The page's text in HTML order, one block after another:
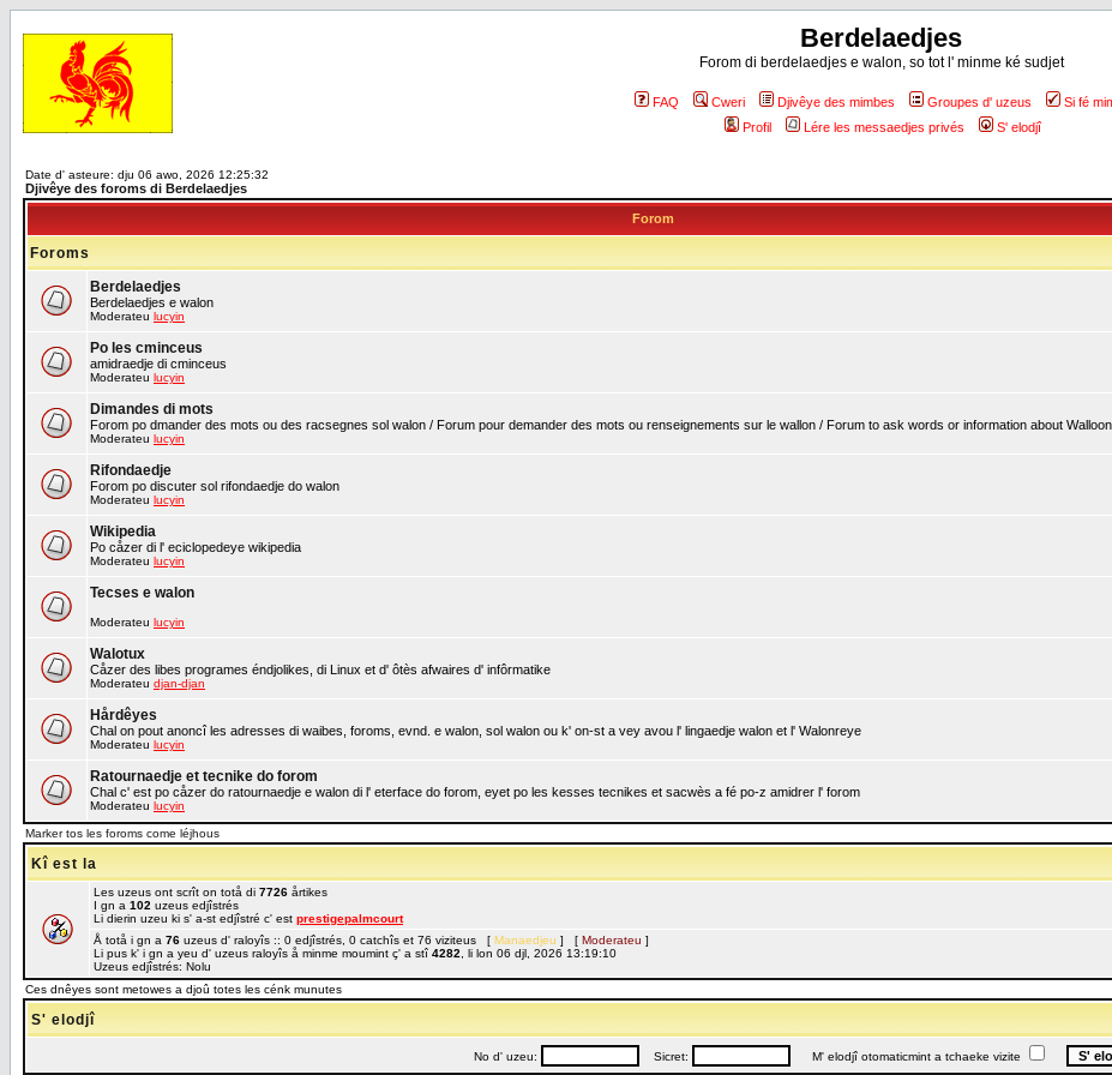
Berdelaedjes
Forom di berdelaedjes e walon, so tot l' minme ké sudjet
FAQ Cweri Djivêye des mimbes Groupes d' uzeus
Si fé
Profil
Lére les messaedjes privés S' elodjî
Date d' asteure: dju 06 awo, 2026 12:25:32
Djivêye des foroms di Berdelaedjes
Forom
Foroms
Berdelaedjes
Berdelaedjes e walon
Moderateu lucyin
Po les cminceus
amidraedje di cminceus
Moderateu lucyin
Dimandes di mots
Forom po dmander des mots ou des racsegnes sol walon / Forum pour demander des mots ou renseignements sur le wallon / Forum to ask words or information about
Moderateu lucyin
Rifondaedje
Forom po discuter sol rifondaedje do walon
Moderateu lucyin
Wikipedia
Po cåzer di l' eciclopedeye wikipedia
Moderateu lucyin
Tecses e walon
Moderateu lucyin
Walotux
Cåzer des libes programes éndjolikes, di Linux et d' ôtès afwaires d' infôrmatike
Moderateu djan-djan
Hårdêyes
Chal on pout anoncî les adresses di waibes, foroms, evnd. e walon, sol walon ou k' on-st a vey avou l' lingaedje walon et l' Walonreye
Moderateu lucyin
Ratournaedje et tecnike do forom
Chal c' est po cåzer do ratournaedje e walon di l' eterface do forom, eyet po les kesses tecnikes et sacwès a fé po-z amidrer l' forom
Moderateu lucyin
Marker tos les foroms come léjhous
Kî est la
Les uzeus ont scrît on totå di 7726 årtikes
I gn a 102 uzeus edjîstrés
Li dierin uzeu ki s' a-st edjîstré c' est prestigepalmcourt
Å totå i gn a 76 uzeus d' raloyîs :: 0 edjîstrés, 0 catchîs et 76 viziteus [ Manaedjeu ] [ Moderateu ]
Li pus k' i gn a yeu d' uzeus raloyîs å minme moumint ç' a stî 4282 , li lon 06 djl, 2026 13:19:10
Uzeus edjîstrés: Nolu
Ces dnêyes sont metowes a djoû totes les cénk munutes
S' elodjî
No d' uzeu: Sicret: M' elodjî otomaticmint a tchaeke vizite